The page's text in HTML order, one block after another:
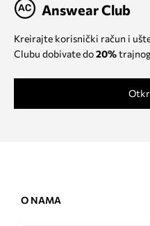
Answear Club
Kreirajte korisnički račun i
Clubu dobivate do20%
O NAMA